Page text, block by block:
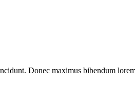
Donec maximus bibendum